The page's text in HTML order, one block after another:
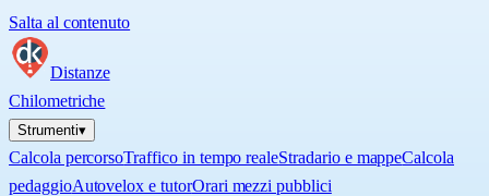
Salta al contenuto
Distanze
Chilometriche
Strumenti▾
Calcola percorsoTraffico in tempo realeStradario e mappeCalcola
pedaggioAutovelox e tutorOrari mezzi pubblici